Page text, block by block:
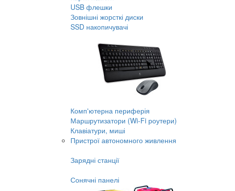
USB флешки
Зовнішні жорсткі диски
SSD накопичувачі
Комп'ютерна периферія
Маршрутизатори (Wi-Fi роутери)
Клавіатури, миші
Пристрої автономного живлення
Зарядні станції
Сонячні панелі